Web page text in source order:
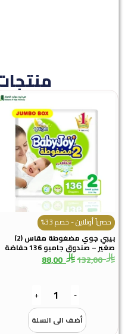
منتجات
أونلاين - خصم 33%
بيبي جوي مضغوطة مقاس (2)
جامبو 136 حفاضة
88,00
أضف الى السلة